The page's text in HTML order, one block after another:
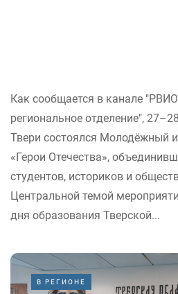
Как сообщается в канале
региональное отделение",
Твери состоялся Молодёжный
«Герои Отечества»,
студентов, историков и
Центральной темой
дня образования Тверской...
В РЕГИОНЕ